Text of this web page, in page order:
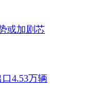
或加剧芯
4.53万辆